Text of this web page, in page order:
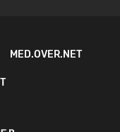
MED.OVER.NET